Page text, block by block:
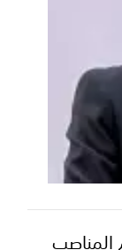
من
شهدت العاصمة عدن صباح الثلاثاء (16 سبتمبر 2025م)
المناصب